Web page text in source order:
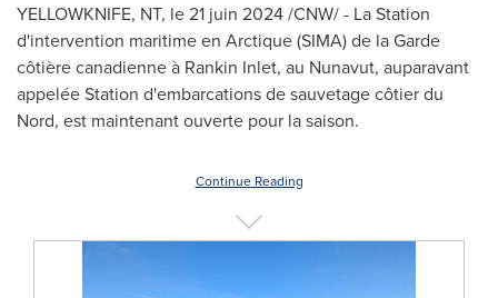
YELLOWKNIFE, NT, le 21 juin 2024/CNW/ - La Station
d'intervention maritime en Arctique (SIMA) de la Garde
côtière canadienne à Rankin Inlet, au Nunavut, auparavant
appelée Station d'embarcations de sauvetage côtier du
Nord, est maintenant ouverte pour la saison.
Continue Reading